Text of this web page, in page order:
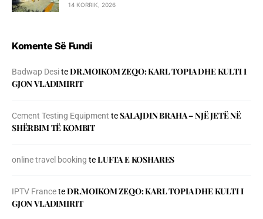
14 KORRIK, 2026
Komente Së Fundi
Badwap DesiteDR.MOIKOM ZEQO: KARL TOPIA DHE KULTI I
GJON VLADIMIRIT
Cement Testing Equipment teSALAJDIN BRAHA – NJЁ JETЁ NЁ
SHЁRBIM TЁ KOMBIT
online travel booking teLUFTA E KOSHARES
IPTV FranceteDR.MOIKOM ZEQO: KARL TOPIA DHE KULTI I
GJON VLADIMIRIT